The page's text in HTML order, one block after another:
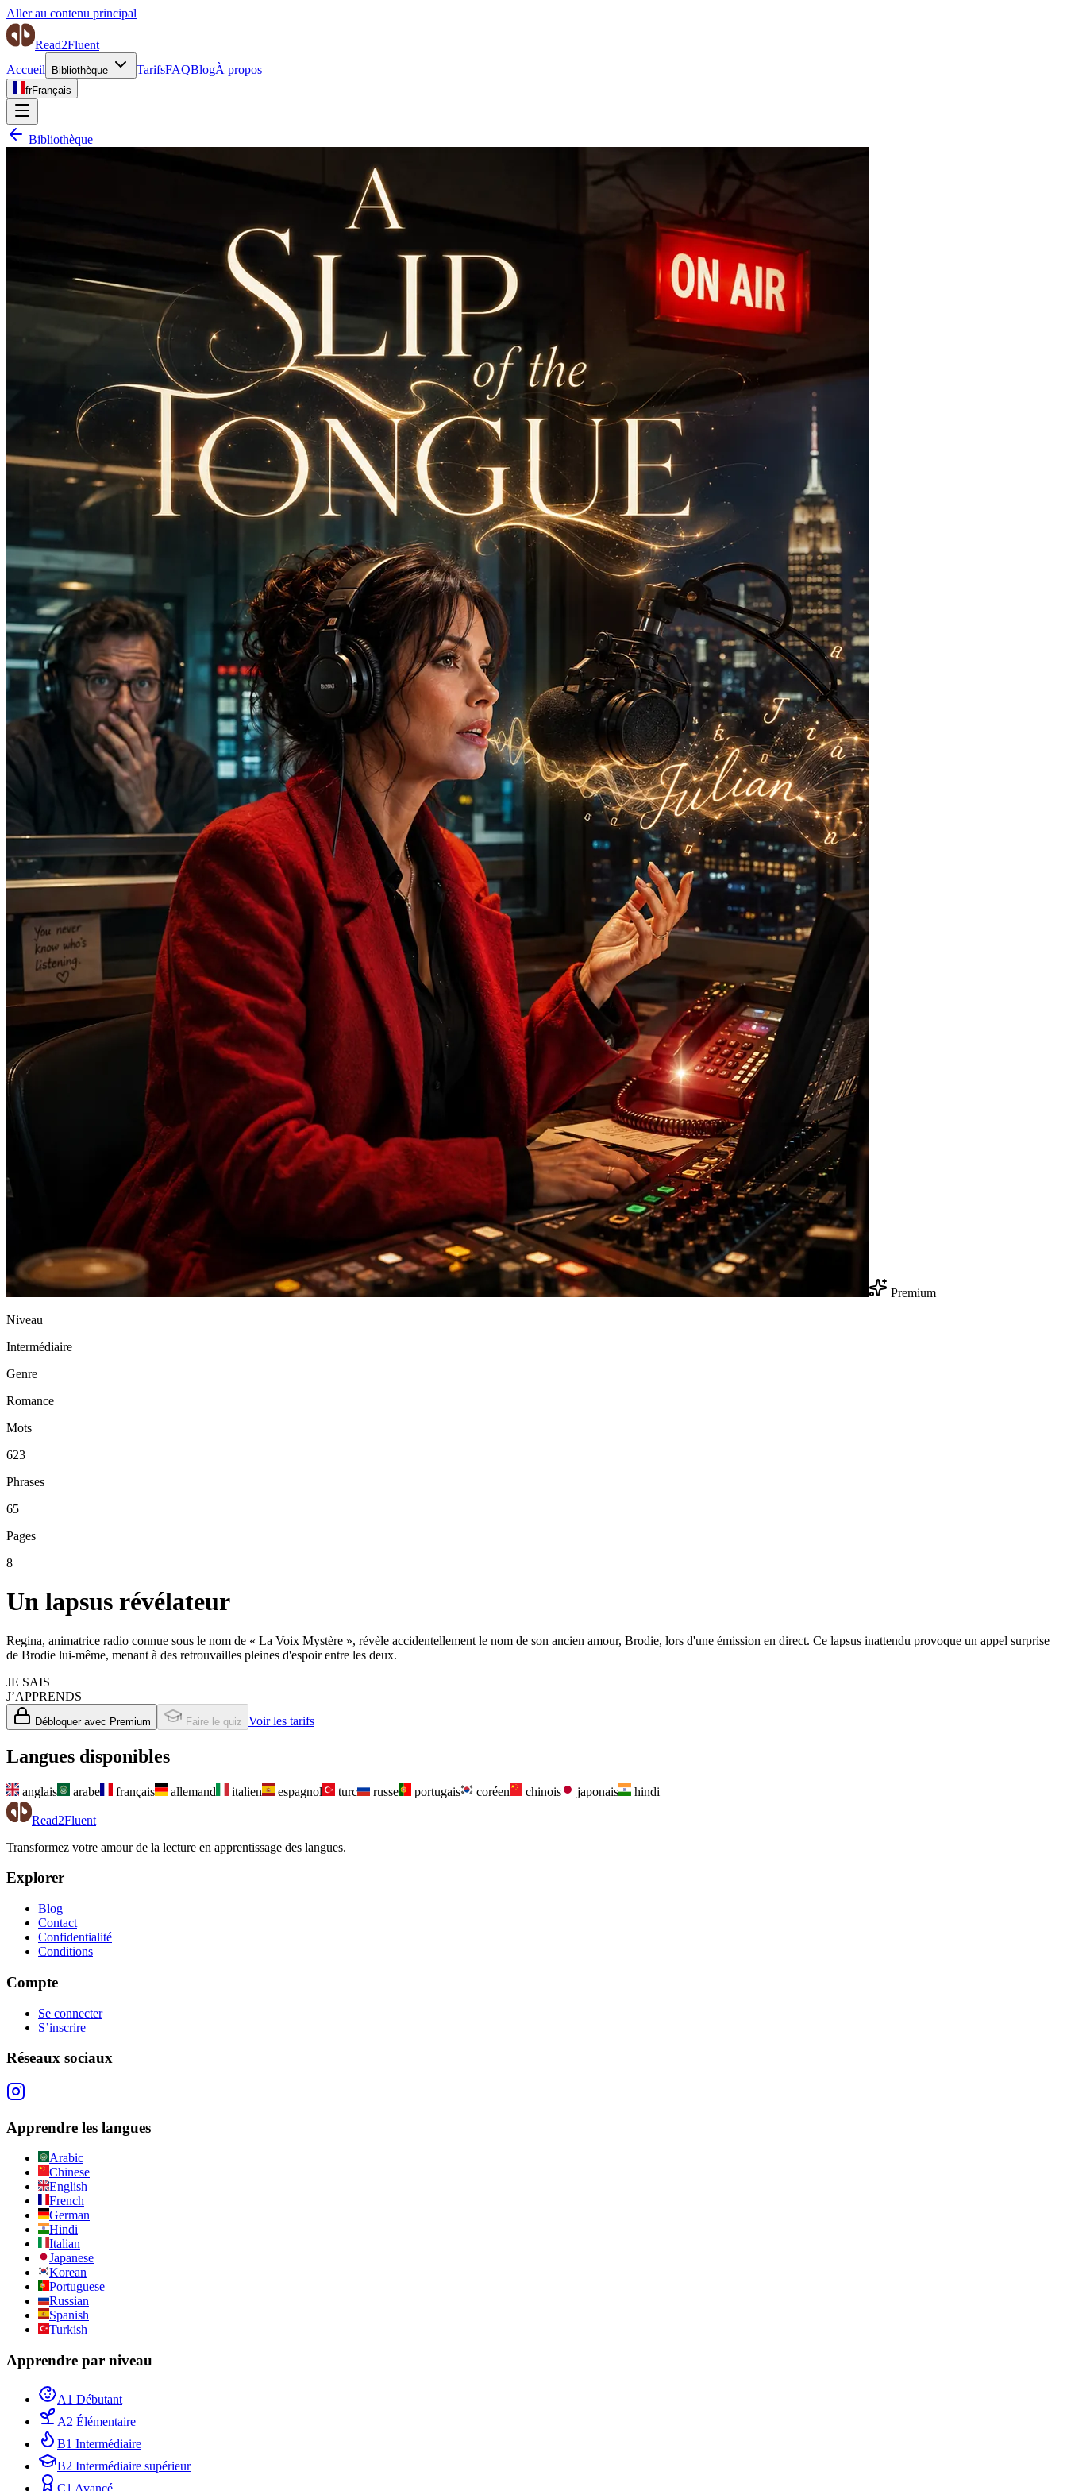
Aller au contenu principal
Read2Fluent
Accueil
Bibliothèque TarifsFAQBlogÀ propos
frFrançais
Bibliothèque
Premium
Niveau
Intermédiaire
Genre
Romance
Mots
623
Phrases
65
Pages
8
Un lapsus révélateur
Regina, animatrice radio connue sous le nom de « La Voix Mystère », révèle accidentellement le nom de son ancien amour, Brodie, lors d'une émission en direct. Ce lapsus inattendu provoque un appel surprise
de Brodie lui-même, menant à des retrouvailles pleines d'espoir entre les deux.
JE SAIS
J’APPRENDS
Débloquer avec Premium Faire le quiz Voir les tarifs
Langues disponibles
anglais arabe français allemand italien espagnol turc russe portugais coréen chinois japonais hindi
Read2Fluent
Transformez votre amour de la lecture en apprentissage des langues.
Explorer
Blog
Contact
Confidentialité
Conditions
Compte
Se connecter
S’inscrire
Réseaux sociaux
Apprendre les langues
Arabic
Chinese
English
French
German
Hindi
Italian
Japanese
Korean
Portuguese
Russian
Spanish
Turkish
Apprendre par niveau
A1 Débutant
A2 Élémentaire
B1 Intermédiaire
B2 Intermédiaire supérieur
C1 Avancé